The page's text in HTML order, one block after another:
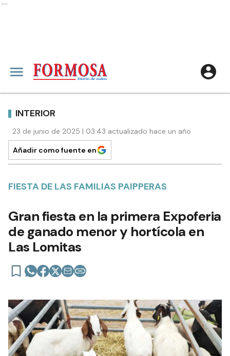
Ads
INTERIOR
23 de junio de 2025 | 03:43 actualizado hace un año
Añadir como fuente en
FIESTA DE LAS FAMILIAS PAIPPERAS
Gran fiesta en la primera Expoferia
de ganado menor y hortícola en
Las Lomitas